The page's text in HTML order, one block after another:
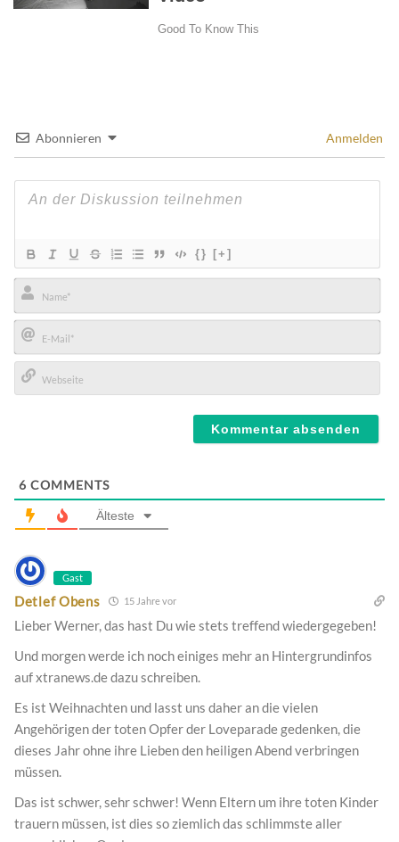
Abonnieren Anmelden
{} [+]
Name*
E-
Mail*
6 COMMENTS
Älteste
Gast
Detlef Obens 15 Jahre vor
Lieber Werner, das hast Du wie stets treffend wiedergegeben!
Und morgen werde ich noch einiges mehr an Hintergrundinfos
auf xtranews.de dazu schreiben.
Es ist Weihnachten und lasst uns daher an die vielen
Angehörigen der toten Opfer der Loveparade gedenken, die
dieses Jahr ohne ihre Lieben den heiligen Abend verbringen
müssen.
Das ist schwer, sehr schwer! Wenn Eltern um ihre toten Kinder
trauern müssen, ist dies so ziemlich das schlimmste aller